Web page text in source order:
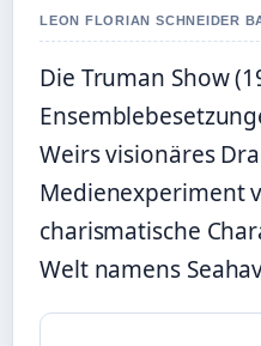
LEON FLORIAN SCHNEIDER
Die Truman Show
Weirs visionäres
Medienexperiment
charismatische
Welt namens